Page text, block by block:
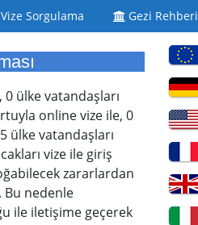
Vize Sorgulama Gezi Rehberi
ülke vatandaşları
online vize ile, 0
ülke vatandaşları
vize ile giriş
zararlardan
Bu nedenle
ile iletişime geçerek